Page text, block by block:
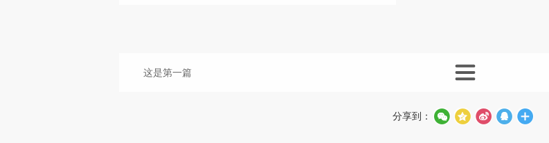
这是第一篇
分享到：